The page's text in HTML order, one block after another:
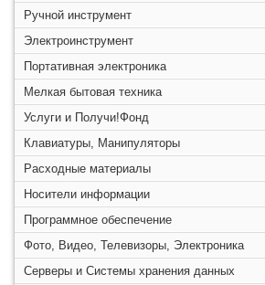
Ручной инструмент
Электроинструмент
Портативная электроника
Мелкая бытовая техника
Услуги и Получи!Фонд
Клавиатуры, Манипуляторы
Расходные материалы
Носители информации
Программное обеспечение
Фото, Видео, Телевизоры, Электроника
Серверы и Системы хранения данных